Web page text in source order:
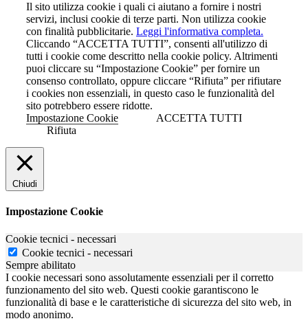
Il sito utilizza cookie i quali ci aiutano a fornire i nostri
servizi, inclusi cookie di terze parti. Non utilizza cookie
con finalità pubblicitarie. Leggi l'informativa completa.
Cliccando “ACCETTA TUTTI”, consenti all'utilizzo di
tutti i cookie come descritto nella cookie policy. Altrimenti
puoi cliccare su “Impostazione Cookie” per fornire un
consenso controllato, oppure cliccare “Rifiuta” per rifiutare
i cookies non essenziali, in questo caso le funzionalità del
sito potrebbero essere ridotte.
Impostazione Cookie
ACCETTA TUTTI
Rifiuta
Chiudi
Impostazione Cookie
Cookie tecnici - necessari
Cookie tecnici - necessari
Sempre abilitato
I cookie necessari sono assolutamente essenziali per il corretto
funzionamento del sito web. Questi cookie garantiscono le
funzionalità di base e le caratteristiche di sicurezza del sito web, in
modo anonimo.